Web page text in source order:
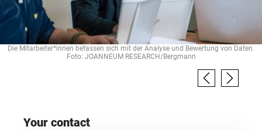
Die Mitarbeiter*innen befassen sich mit der Analyse und Bewertung von Daten.
Foto: JOANNEUM RESEARCH/Bergmann
Your contact